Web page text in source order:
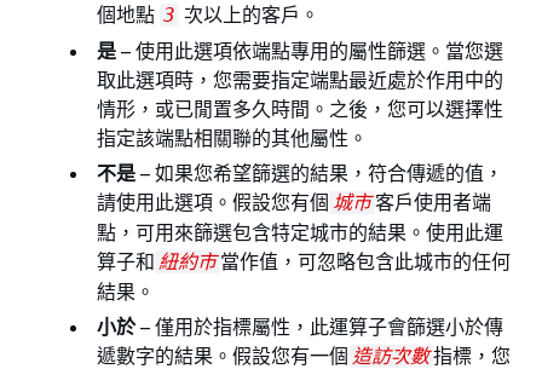
個地點 3 次以上的客戶。
是 – 使用此選項依端點專用的屬性篩選。當您選
取此選項時，您需要指定端點最近處於作用中的
情形，或已閒置多久時間。之後，您可以選擇性
指定該端點相關聯的其他屬性。
不是 – 如果您希望篩選的結果，符合傳遞的值，
請使用此選項。假設您有個 城市客戶使用者端
點，可用來篩選包含特定城市的結果。使用此運
算子和 紐約市 當作值，可忽略包含此城市的任何
結果。
小於 – 僅用於指標屬性，此運算子會篩選小於傳
遞數字的結果。假設您有一個 造訪次數指標，您